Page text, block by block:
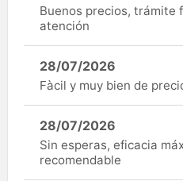
Buenos precios, trámite
atención
28/07/2026
Fàcil y muy bien de
28/07/2026
Sin esperas, eficacia
recomendable